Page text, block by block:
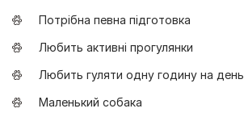
Потрібна певна підготовка
Любить активні прогулянки
Любить гуляти одну годину на день
Маленький собака